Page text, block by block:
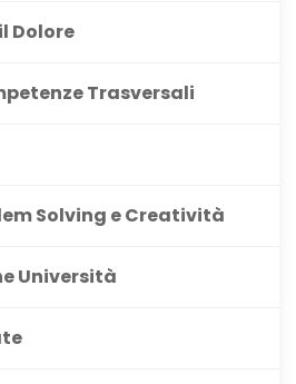
Dolore
Trasversali
Solving e Creatività
Università